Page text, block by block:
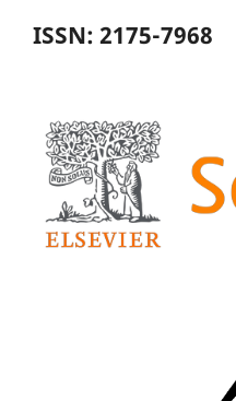
ISSN: 2175-7968